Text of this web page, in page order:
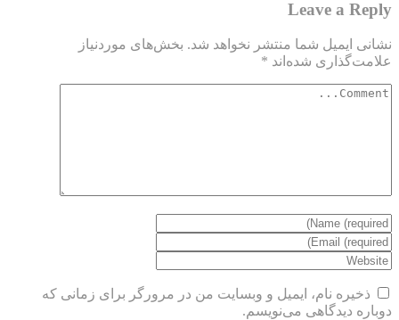
Leave a Reply
نشانی ایمیل شما منتشر نخواهد شد. بخش‌های موردنیاز
علامت‌گذاری شده‌اند *
ذخیره نام، ایمیل و وبسایت من در مرورگر برای زمانی که
دوباره دیدگاهی می‌نویسم.